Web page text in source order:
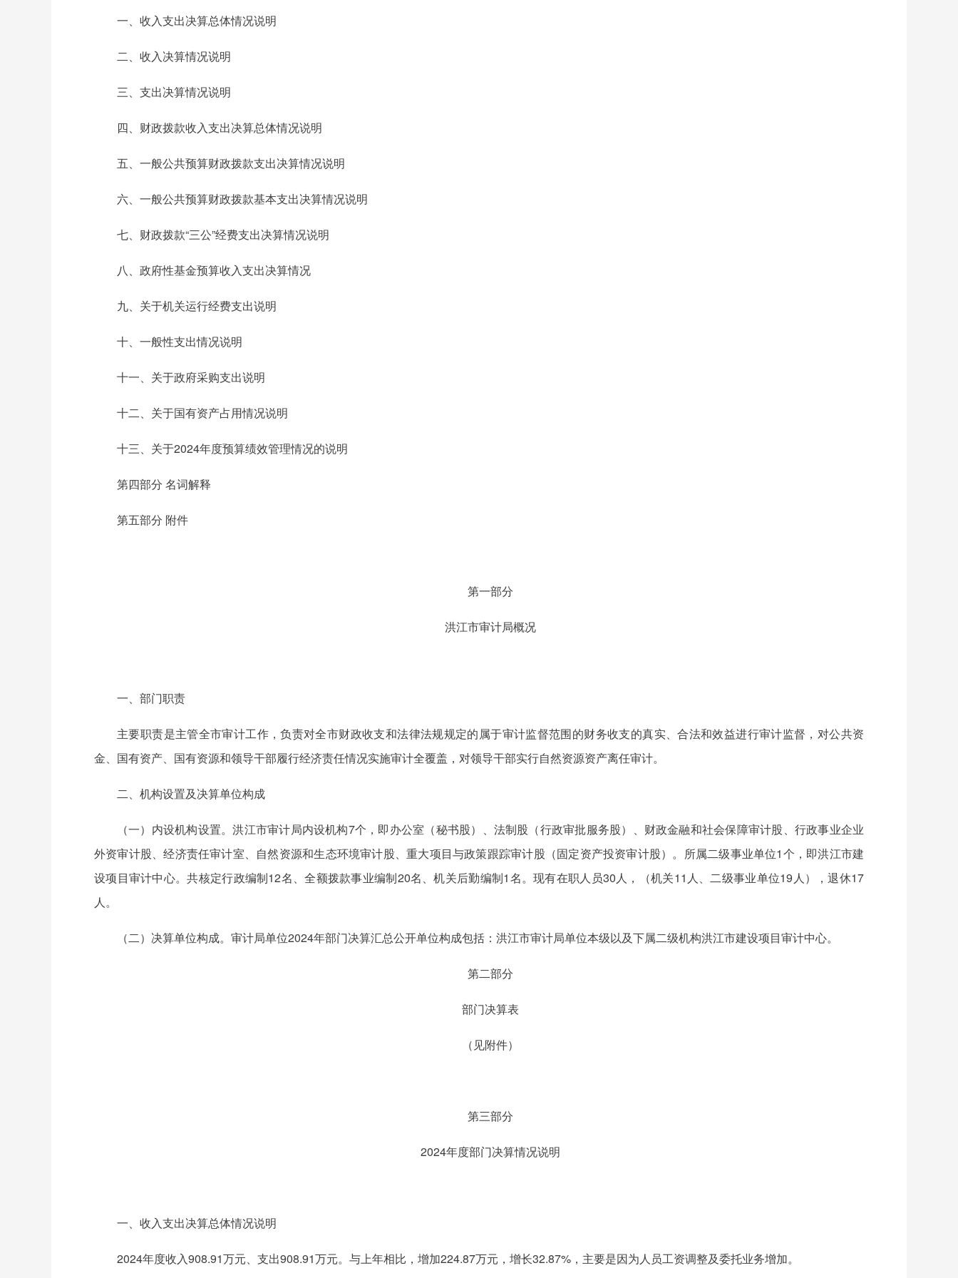
一、收入支出决算总体情况说明
二、收入决算情况说明
三、支出决算情况说明
四、财政拨款收入支出决算总体情况说明
五、一般公共预算财政拨款支出决算情况说明
六、一般公共预算财政拨款基本支出决算情况说明
七、财政拨款“三公”经费支出决算情况说明
八、政府性基金预算收入支出决算情况
九、关于机关运行经费支出说明
十、一般性支出情况说明
十一、关于政府采购支出说明
十二、关于国有资产占用情况说明
十三、关于2024年度预算绩效管理情况的说明
第四部分 名词解释
第五部分 附件
第一部分
洪江市审计局概况
一、部门职责
主要职责是主管全市审计工作，负责对全市财政收支和法律法规规定的属于审计监督范围的财务收支的真实、合法和效益进行审计监督，对公共资
金、国有资产、国有资源和领导干部履行经济责任情况实施审计全覆盖，对领导干部实行自然资源资产离任审计。
二、机构设置及决算单位构成
（一）内设机构设置。洪江市审计局内设机构7个，即办公室（秘书股）、法制股（行政审批服务股）、财政金融和社会保障审计股、行政事业企业
外资审计股、经济责任审计室、自然资源和生态环境审计股、重大项目与政策跟踪审计股（固定资产投资审计股）。所属二级事业单位1个，即洪江市建
设项目审计中心。共核定行政编制12名、全额拨款事业编制20名、机关后勤编制1名。现有在职人员30人，（机关11人、二级事业单位19人），退休17
人。
（二）决算单位构成。审计局单位2024年部门决算汇总公开单位构成包括：洪江市审计局单位本级以及下属二级机构洪江市建设项目审计中心。
第二部分
部门决算表
（见附件）
第三部分
2024年度部门决算情况说明
一、收入支出决算总体情况说明
2024年度收入908.91万元、支出908.91万元。与上年相比，增加224.87万元，增长32.87%，主要是因为人员工资调整及委托业务增加。